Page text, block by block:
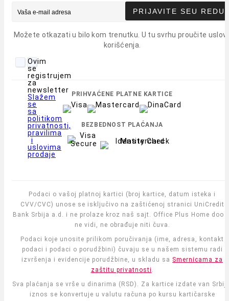
PRIJAVITE SEU REDU
Možete otkazati u bilo kom trenutku. U tu svrhu proučite
korišćenja.
Ovim
se
registrujem
za
newsletter
Slažem
se
sa
politikom
privatnosti,
pravilima
i
uslovima
prodaje
PRIHVAĆENE PLATNE KARTICE
BEZBEDNOST PLAĆANJA
Podaci o vašoj platnoj kartici (broj kartice, datum isteka i
CVV/CVC) unose se isključivo na zaštićenoj stranici UniCredit
Bank Srbija a.d. i ne prolaze kroz naš sajt. Office Plus Home doo
ne vidi, ne obrađuje niti čuva.
Podaci koje unosite prilikom poručivanja (ime, adresa, kontakt
podaci i podaci o porudžbini) čuvaju se u našem sistemu radi
izvršenja i evidencije porudžbine, u skladu sa Smernicama za
zaštitu privatnosti .
Sva plaćanja se vrše u dinarima (RSD). Za kartice izdate van
iznos se konvertuje u valutu računa po kursu kartičarske